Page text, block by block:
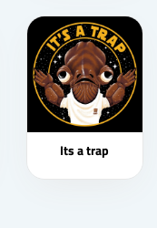
Its a trap